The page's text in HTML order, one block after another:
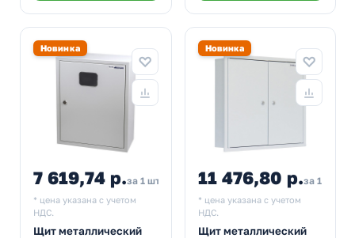
Новинка
7 619,74 р.за 1 шт
* цена указана с учетом
НДС.
Щит металлический
Новинка
11 476,80 р.за 1 шт
* цена указана с учетом
НДС.
Щит металлический